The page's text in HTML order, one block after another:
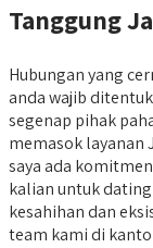
Tanggung
Hubungan yang
anda wajib
segenap pihak
memasok layanan
saya ada
kalian untuk
kesahihan dan
team kami di